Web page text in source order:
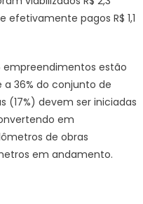
efetivamente pagos R$ 1,1
empreendimentos estão
36% do conjunto de
(17%) devem ser iniciadas
em
de obras
em andamento.